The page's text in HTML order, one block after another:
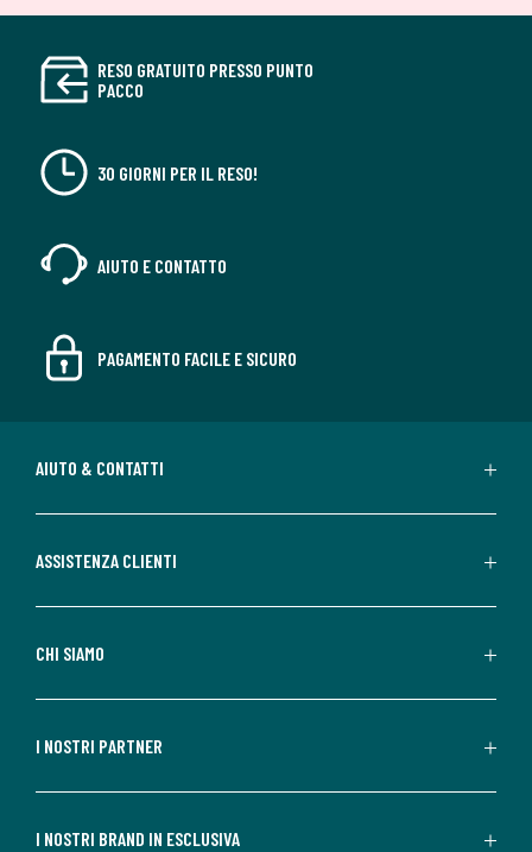
RESO GRATUITO PRESSO PUNTO
PACCO
30 GIORNI PER IL RESO!
AIUTO E CONTATTO
PAGAMENTO FACILE E SICURO
AIUTO & CONTATTI
ASSISTENZA CLIENTI
CHI SIAMO
I NOSTRI PARTNER
I NOSTRI BRAND IN ESCLUSIVA